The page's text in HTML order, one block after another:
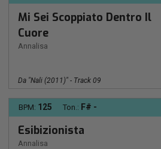
Mi Sei Scoppiato Dentro Il
Cuore
Annalisa
Da "Nali (2011)" - Track 09
BPM: 125 Ton.: F# -
Esibizionista
Annalisa